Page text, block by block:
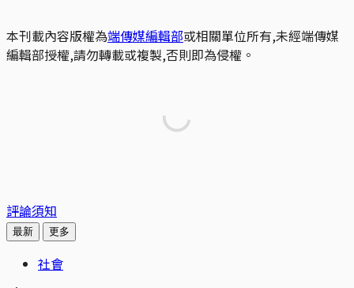
本刊載內容版權為端傳媒編輯部或相關單位所有,未經端傳媒
編輯部授權,請勿轉載或複製,否則即為侵權。
評論須知
最新 更多
社會